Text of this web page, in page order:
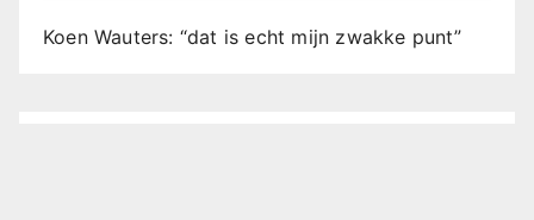
Koen Wauters: “dat is echt mijn zwakke punt”